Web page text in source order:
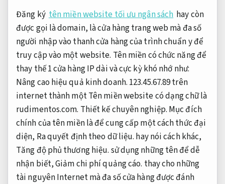
Đăng ký tên miền website tối ưu ngân sách hay còn
được gọi là domain, là cửa hàng trang web mà đa số
người nhập vào thanh cửa hàng của trình chuẩn y để
truy cập vào một website. Tên miền có chức năng để
thay thế 1 cửa hàng IP dài và cực kỳ khó nhớ như:
Nâng cao hiệu quả kinh doanh. 123.45.67.89 trên
internet thành một Tên miền website có dạng chữ là
rudimentos.com. Thiết kế chuyên nghiệp. Mục đích
chính của tên miền là để cung cấp một cách thức đại
diện, Ra quyết định theo dữ liệu. hay nói cách khác,
Tăng độ phủ thương hiệu. sử dụng những tên để dễ
nhận biết,Giảm chi phí quảng cáo. thay cho những
tài nguyên Internet mà đa số cửa hàng được đánh